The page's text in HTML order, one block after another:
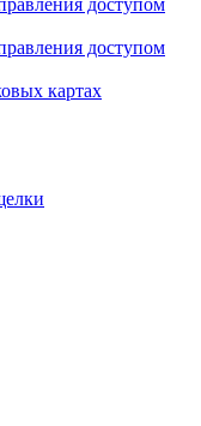
доступом
доступом
картах